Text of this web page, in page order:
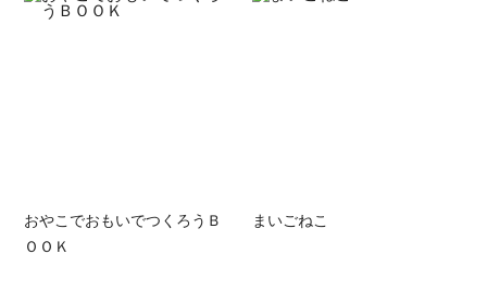
おやこでおもいでつくろうＢ
ＯＯＫ
まいごねこ